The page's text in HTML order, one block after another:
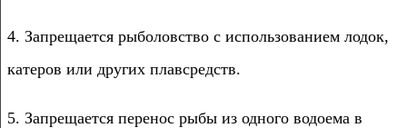
4. Запрещается рыболовство с использованием лодок,
катеров или других плавсредств.
5. Запрещается перенос рыбы из одного водоема в